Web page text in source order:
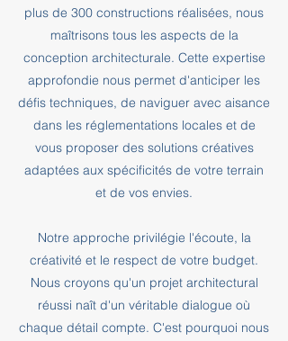
plus de 300 constructions réalisées, nous
maîtrisons tous les aspects de la
conception architecturale. Cette expertise
approfondie nous permet d'anticiper les
défis techniques, de naviguer avec aisance
dans les réglementations locales et de
vous proposer des solutions créatives
adaptées aux spécificités de votre terrain
et de vos envies.
Notre approche privilégie l'écoute, la
créativité et le respect de votre budget.
Nous croyons qu'un projet architectural
réussi naît d'un véritable dialogue où
chaque détail compte. C'est pourquoi nous